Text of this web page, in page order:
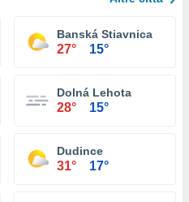
Banská Stiavnica
27° 15°
Dolná Lehota
28° 15°
Dudince
31° 17°